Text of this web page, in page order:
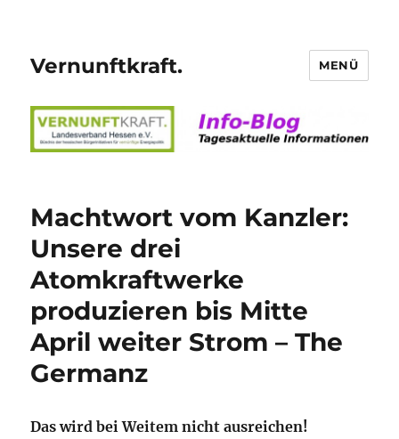
Vernunftkraft. MENÜ
Machtwort vom Kanzler:
Unsere drei
Atomkraftwerke
produzieren bis Mitte
April weiter Strom – The
Germanz
Das wird bei Weitem nicht ausreichen!